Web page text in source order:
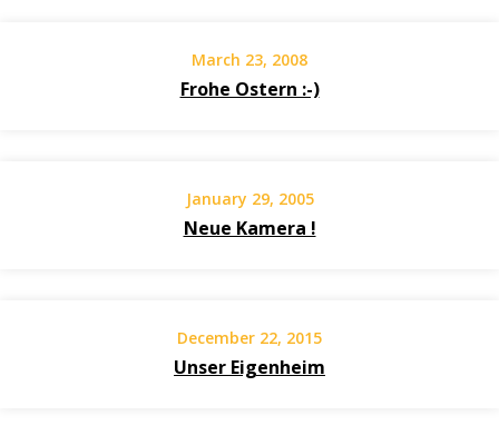
March 23, 2008
Frohe Ostern :-)
January 29, 2005
Neue Kamera !
December 22, 2015
Unser Eigenheim